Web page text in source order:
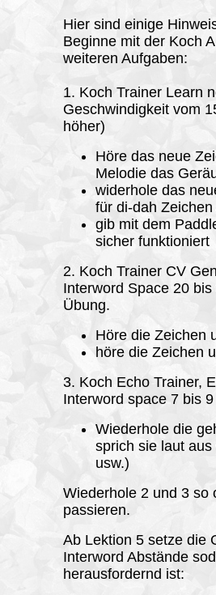
Hier sind einige
Beginne mit der Koch
weiteren Aufgaben:
1. Koch Trainer Learn
Geschwindigkeit vom
höher)
Höre das neue
Melodie das
widerhole das
für di-dah Zeichen
gib mit dem
sicher funktioniert
2. Koch Trainer CV
Interword Space 20
Übung.
Höre die Zeichen
höre die Zeichen
3. Koch Echo Trainer,
Interword space 7 bis
Wiederhole die
sprich sie laut
usw.)
Wiederhole 2 und 3 so
passieren.
Ab Lektion 5 setze die
Interword Abstände
herausfordernd ist: